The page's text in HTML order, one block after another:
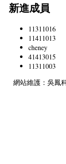
新進成員
11311016
11411013
cheney
41413015
11311003
網站維護：吳鳳